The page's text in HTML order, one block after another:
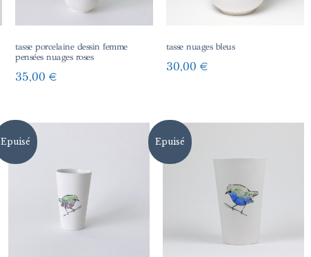
tasse porcelaine dessin femme
pensées nuages roses
35,00 €
tasse nuages bleus
30,00 €
Epuisé Epuisé